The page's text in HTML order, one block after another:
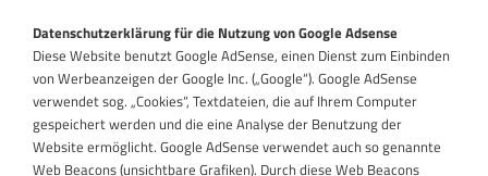
Datenschutzerklärung für die Nutzung von Google Adsense
Diese Website benutzt Google AdSense, einen Dienst zum Einbinden
von Werbeanzeigen der Google Inc. („Google“). Google AdSense
verwendet sog. „Cookies“, Textdateien, die auf Ihrem Computer
gespeichert werden und die eine Analyse der Benutzung der
Website ermöglicht. Google AdSense verwendet auch so genannte
Web Beacons (unsichtbare Grafiken). Durch diese Web Beacons